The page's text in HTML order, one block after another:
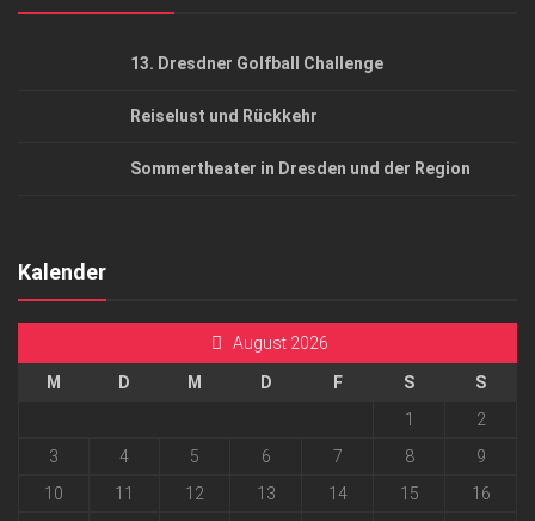
13. Dresdner Golfball Challenge
Reiselust und Rückkehr
Sommertheater in Dresden und der Region
Kalender
August 2026
M D M D F S
S
1
2
3
4 5 6 7 8
9
10
11 12 13 14 15
16